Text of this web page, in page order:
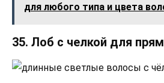
для любого типа и цвета
35. Лоб с челкой для